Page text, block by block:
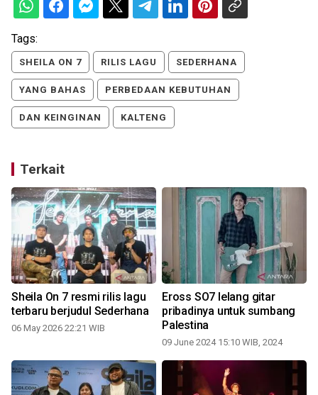
Tags:
SHEILA ON 7 RILIS LAGU SEDERHANA
YANG BAHAS PERBEDAAN KEBUTUHAN
DAN KEINGINAN KALTENG
Terkait
Sheila On 7 resmi rilis lagu
terbaru berjudul Sederhana
06 May 2026 22:21 WIB
Eross SO7 lelang gitar
pribadinya untuk sumbang
Palestina
09 June 2024 15:10 WIB, 2024